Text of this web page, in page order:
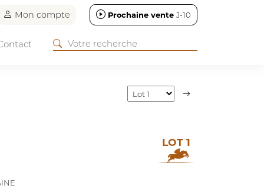
Mon compte Prochaine vente J-10
LOT 1